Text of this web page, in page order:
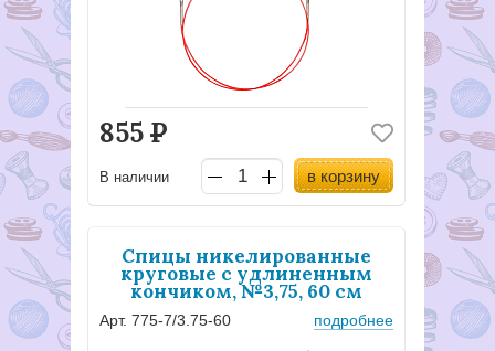
855Р
В наличии в корзину
Спицы никелированные
круговые с удлиненным
кончиком, №3,75, 60 см
Арт. 775-7/3.75-60 подробнее